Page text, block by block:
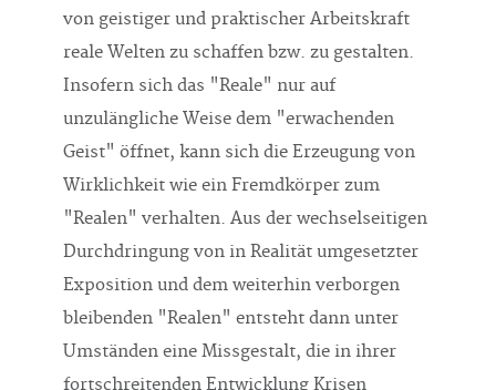
reale Welten zu schaffen bzw. zu gestalten.
Insofern sich das "Reale" nur auf
unzulängliche Weise dem "erwachenden
Geist" öffnet, kann sich die Erzeugung von
Wirklichkeit wie ein Fremdkörper zum
"Realen" verhalten. Aus der wechselseitigen
Durchdringung von in Realität umgesetzter
Exposition und dem weiterhin verborgen
bleibenden "Realen" entsteht dann unter
Umständen eine Missgestalt, die in ihrer
fortschreitenden Entwicklung Krisen